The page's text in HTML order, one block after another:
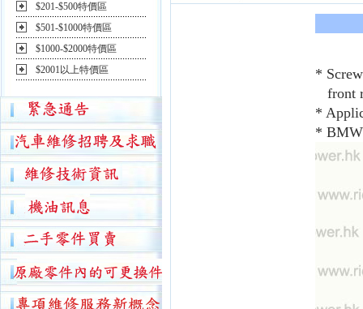
$201-$500特價區
$501-$1000特價區
$1000-$2000特價區
$2001以上特價區
*
front
*
*